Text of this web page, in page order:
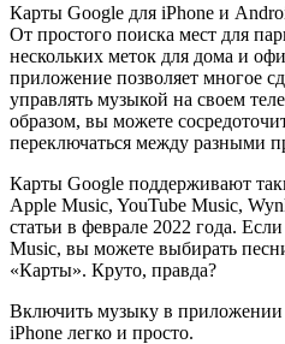
Карты Google для iPhone и
От простого поиска мест для
нескольких меток для дома и
приложение позволяет многое
управлять музыкой на своем
образом, вы можете
переключаться между разными
Карты Google поддерживают
Apple Music, YouTube Music,
статьи в феврале 2022 года.
Music, вы можете выбирать
«Карты». Круто, правда?
Включить музыку в приложении
iPhone легко и просто.